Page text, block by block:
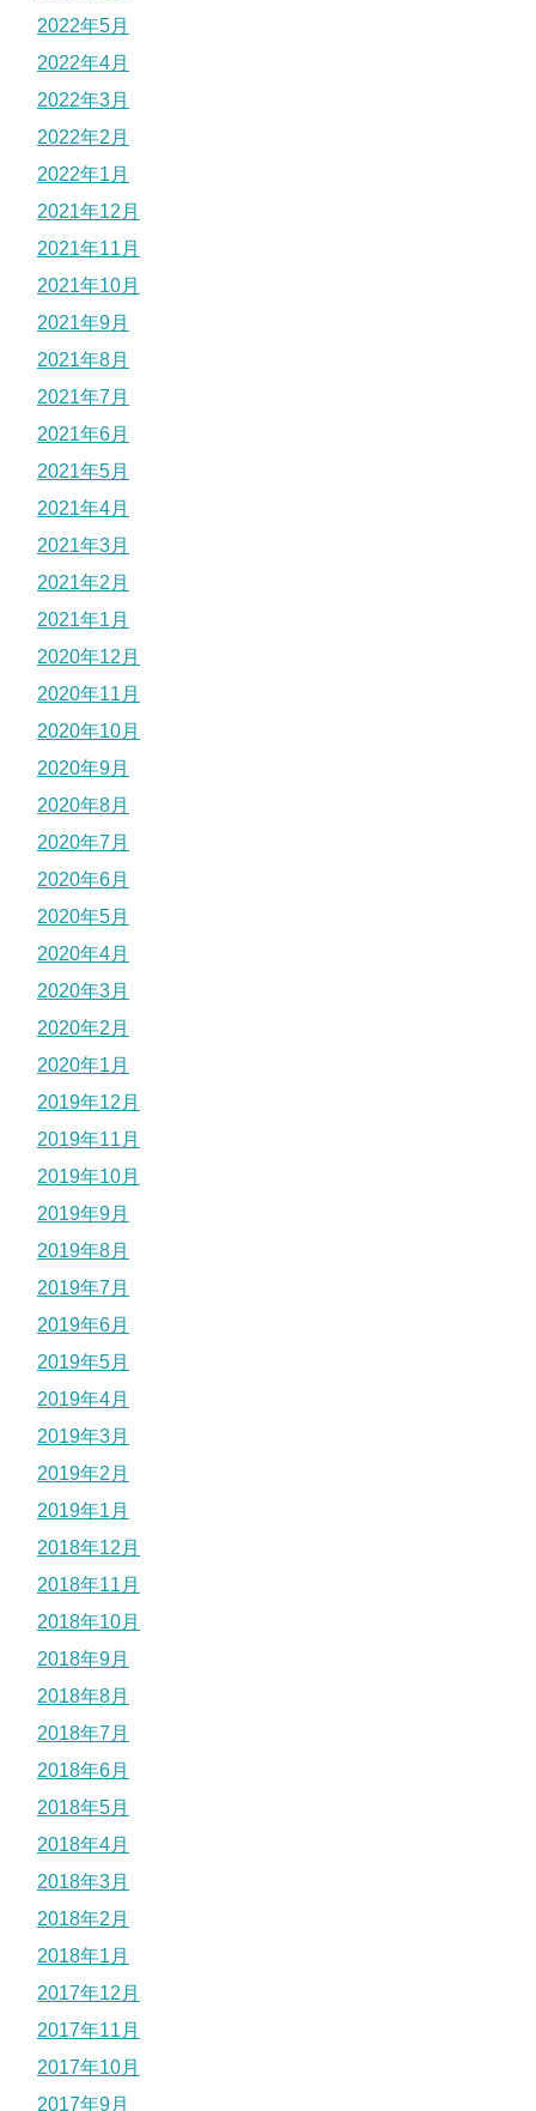
2022年5月
2022年4月
2022年3月
2022年2月
2022年1月
2021年12月
2021年11月
2021年10月
2021年9月
2021年8月
2021年7月
2021年6月
2021年5月
2021年4月
2021年3月
2021年2月
2021年1月
2020年12月
2020年11月
2020年10月
2020年9月
2020年8月
2020年7月
2020年6月
2020年5月
2020年4月
2020年3月
2020年2月
2020年1月
2019年12月
2019年11月
2019年10月
2019年9月
2019年8月
2019年7月
2019年6月
2019年5月
2019年4月
2019年3月
2019年2月
2019年1月
2018年12月
2018年11月
2018年10月
2018年9月
2018年8月
2018年7月
2018年6月
2018年5月
2018年4月
2018年3月
2018年2月
2018年1月
2017年12月
2017年11月
2017年10月
2017年9月